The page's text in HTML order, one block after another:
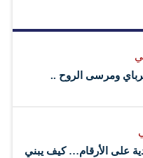
ومرسى الروح ..
على الأرقام… كيف يبني